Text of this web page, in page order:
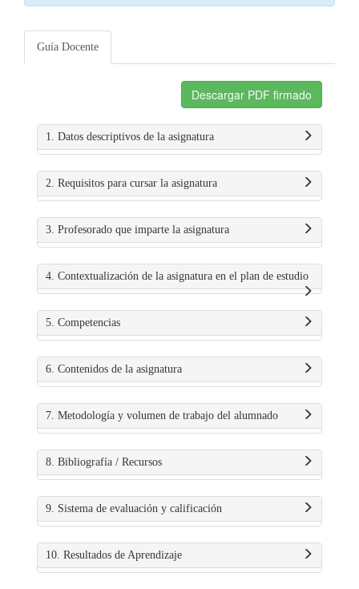
Guía Docente
Descargar PDF firmado
1. Datos descriptivos de la asignatura
2. Requisitos para cursar la asignatura
3. Profesorado que imparte la asignatura
4. Contextualización de la asignatura en el plan de estudio
5. Competencias
6. Contenidos de la asignatura
7. Metodología y volumen de trabajo del alumnado
8. Bibliografía / Recursos
9. Sistema de evaluación y calificación
10. Resultados de Aprendizaje